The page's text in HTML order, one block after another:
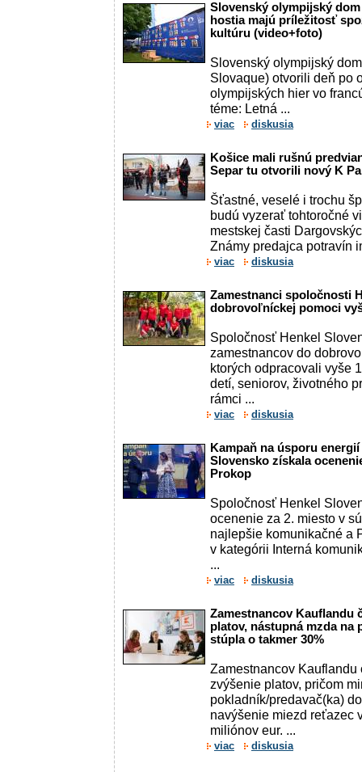
Slovenský olympijský
hostia majú príležitosť
kultúru (video+foto)
Slovenský olympijský
Slovaque) otvorili deň po
olympijských hier vo
téme: Letná ...
viac diskusia
Košice mali rušnú
Separ tu otvorili nový K
Šťastné, veselé i trochu
budú vyzerať tohtoročné
mestskej časti
Známy predajca potravín
viac diskusia
Zamestnanci spoločnosti
dobrovoľníckej pomoci
Spoločnosť Henkel
zamestnancov do
ktorých odpracovali vyše
detí, seniorov, životného
rámci ...
viac diskusia
Kampaň na úsporu
Slovensko získala
Prokop
Spoločnosť Henkel
ocenenie za 2. miesto v
najlepšie komunikačné a
v kategórii Interná
...
viac diskusia
Zamestnancov Kauflandu
platov, nástupná mzda na
stúpla o takmer 30%
Zamestnancov Kauflandu
zvýšenie platov, pričom
pokladník/predavač(ka)
navýšenie miezd reťazec
miliónov eur. ...
viac diskusia